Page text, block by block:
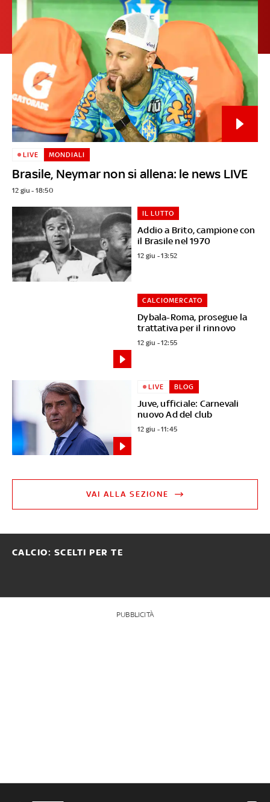
Brasile, Neymar non si allena: le news LIVE
LIVE MONDIALI
12 giu - 18:50
Addio a Brito, campione con
il Brasile nel 1970
IL LUTTO
12 giu - 13:52
Dybala-Roma, prosegue la
trattativa per il rinnovo
CALCIOMERCATO
12 giu - 12:55
Juve, ufficiale: Carnevali
nuovo Ad del club
LIVE BLOG
12 giu - 11:45
VAI ALLA SEZIONE
CALCIO: SCELTI PER TE
PUBBLICITÀ